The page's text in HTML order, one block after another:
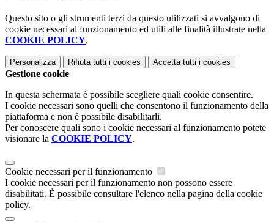
Questo sito o gli strumenti terzi da questo utilizzati si avvalgono di
cookie necessari al funzionamento ed utili alle finalità illustrate nella
COOKIE POLICY.
Personalizza Rifiuta tutti i cookies Accetta tutti i cookies
Gestione cookie
In questa schermata è possibile scegliere quali cookie consentire.
I cookie necessari sono quelli che consentono il funzionamento della
piattaforma e non è possibile disabilitarli.
Per conoscere quali sono i cookie necessari al funzionamento potete
visionare la COOKIE POLICY.
Cookie necessari per il funzionamento
I cookie necessari per il funzionamento non possono essere
disabilitati. È possibile consultare l'elenco nella pagina della cookie
policy.